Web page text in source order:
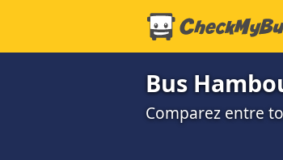
Bus
Comparez entre